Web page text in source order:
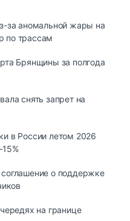
за аномальной жары на
по трассам
Брянщины за полгода
снять запрет на
в России летом 2026
о поддержке
на границе